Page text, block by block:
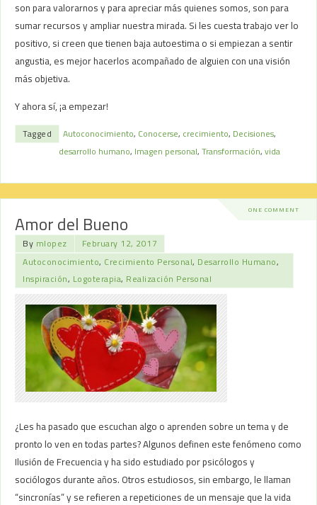
son para valorarnos y para apreciar más quienes somos, son para
sumar recursos y ampliar nuestra mirada. Si les cuesta trabajo ver lo
positivo, si creen que tienen baja autoestima o si empiezan a sentir
angustia, es mejor hacerlos acompañado de alguien con una visión
más objetiva.
Y ahora sí, ¡a empezar!
Tagged Autoconocimiento, Conocerse, crecimiento, Decisiones,
desarrollo humano, Imagen personal,Transformación,vida
ONE COMMENT
Amor del Bueno
By mlopez
February 12, 2017
Autoconocimiento, Crecimiento Personal, Desarrollo Humano,
Inspiración, Logoterapia, Realización Personal
¿Les ha pasado que escuchan algo o aprenden sobre un tema y de
pronto lo ven en todas partes? Algunos definen este fenómeno como
Ilusión de Frecuencia y ha sido estudiado por psicólogos y
sociólogos durante años. Otros estudiosos, sin embargo, le llaman
“sincronías” y se refieren a repeticiones de un mensaje que la vida